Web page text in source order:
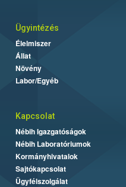
Ügyintézés
Élelmiszer
Állat
Növény
Labor/Egyéb
Kapcsolat
Nébih Igazgatóságok
Nébih Laboratóriumok
Kormányhivatalok
Sajtókapcsolat
Ügyfélszolgálat